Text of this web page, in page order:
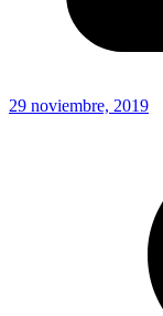
29 noviembre, 2019